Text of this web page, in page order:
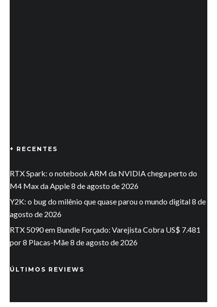
+ RECENTES
RTX Spark: o notebook ARM da NVIDIA chega perto do
M4 Max da Apple8 de agosto de 2026
Y2K: o bug do milênio que quase parou o mundo digital8 de
agosto de 2026
RTX 5090 em Bundle Forçado: Varejista Cobra US$ 7.481
por 8 Placas-Mãe8 de agosto de 2026
ÚLTIMOS REVIEWS